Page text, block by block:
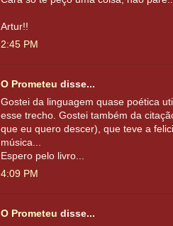
Artur!!
2:45 PM
O Prometeu disse...
Gostei da linguagem quase poética
esse trecho. Gostei também da
que eu quero descer), que teve a
música...
Espero pelo livro...
4:09 PM
O Prometeu disse...